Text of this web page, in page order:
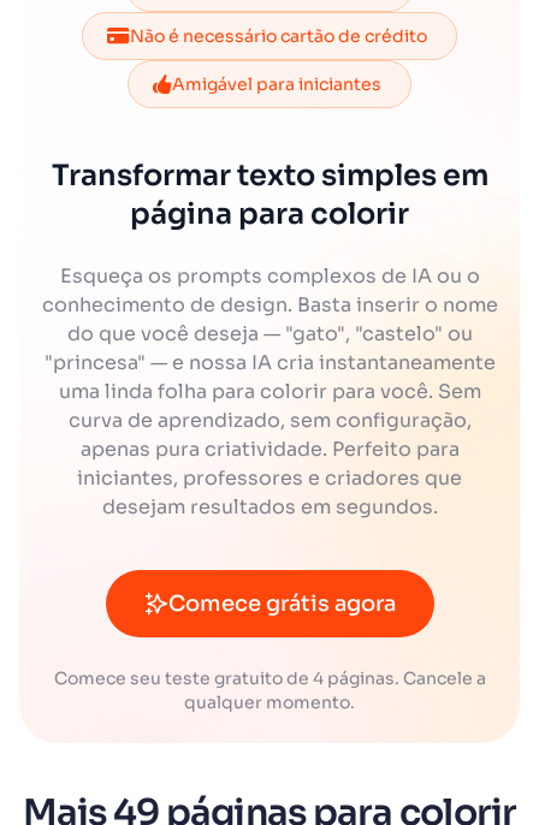
Não é necessário cartão de crédito
Amigável para iniciantes
Transformar texto simples em
página para colorir
Esqueça os prompts complexos de IA ou o
conhecimento de design. Basta inserir o nome
do que você deseja — "gato", "castelo" ou
"princesa" — e nossa IA cria instantaneamente
uma linda folha para colorir para você. Sem
curva de aprendizado, sem configuração,
apenas pura criatividade. Perfeito para
iniciantes, professores e criadores que
desejam resultados em segundos.
Comece grátis agora
Comece seu teste gratuito de 4 páginas. Cancele a
qualquer momento.
Mais 49 páginas para colorir